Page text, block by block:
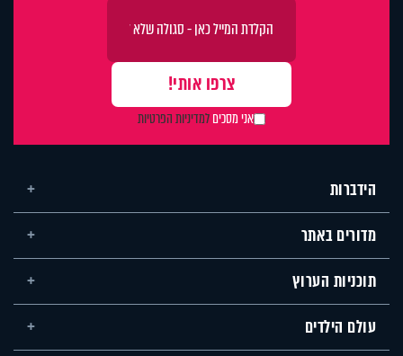
אני מסכיםלמדיניות הפרטיות
הידברות
מדורים באתר
תוכניות הערוץ
עולם הילדים